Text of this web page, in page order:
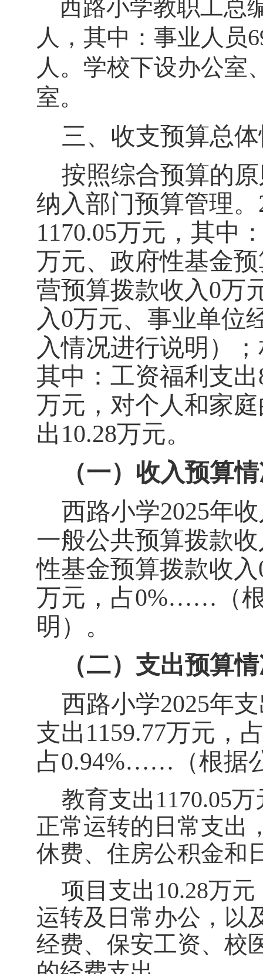
西路小学教职工总
人，其中：事业人员
人。学校下设办公室
室。
三、收支预算总
按照综合预算的
纳入部门预算管理。
1170.05万元，其中
万元、政府性基金
营预算拨款收入0万
入0万元、事业单位
入情况进行说明）；
其中：工资福利支出
万元，对个人和家
出10.28万元。
（一）收入预算
西路小学2025年
一般公共预算拨款
性基金预算拨款收入
万元 ，占0%…… （
明）。
（二）支出预算
西路小学2025年
支出1159.77万元 ，
占0.94%…… （根据
教育支出 1170.05万
正常运转的日常支出
休费、住房公积金和
项目支出 10.28万元
运转及日常办公 ， 以
经费、保安工资、校